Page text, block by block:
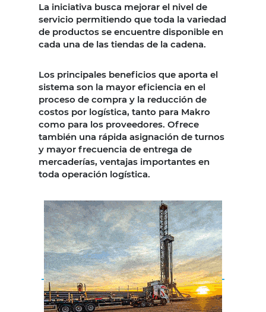
La iniciativa busca mejorar el nivel de
servicio permitiendo que toda la variedad
de productos se encuentre disponible en
cada una de las tiendas de la cadena.
Los principales beneficios que aporta el
sistema son la mayor eficiencia en el
proceso de compra y la reducción de
costos por logística, tanto para Makro
como para los proveedores. Ofrece
también una rápida asignación de turnos
y mayor frecuencia de entrega de
mercaderías, ventajas importantes en
toda operación logística.